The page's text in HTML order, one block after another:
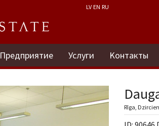
LV EN RU
Предприятие Услуги Kонтакты
Rīga,